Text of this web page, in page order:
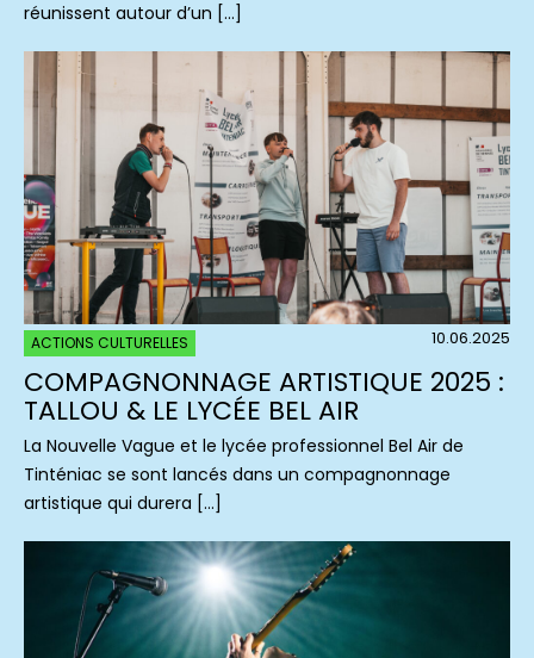
réunissent autour d’un […]
ACTIONS CULTURELLES 10.06.2025
COMPAGNONNAGE ARTISTIQUE 2025 :
TALLOU & LE LYCÉE BEL AIR
La Nouvelle Vague et le lycée professionnel Bel Air de
Tinténiac se sont lancés dans un compagnonnage
artistique qui durera […]